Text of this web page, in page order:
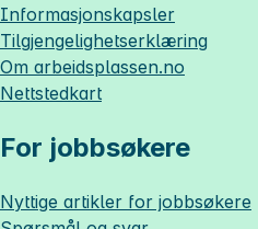
Informasjonskapsler
Tilgjengelighetserklæring
Om arbeidsplassen.no
Nettstedkart
For jobbsøkere
Nyttige artikler for jobbsøkere